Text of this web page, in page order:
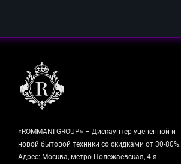
«ROMMANI GROUP» – Дискаунтер уцененной и
новой бытовой техники со скидками от 30-80%.
Адрес: Москва, метро Полежаевская, 4-я